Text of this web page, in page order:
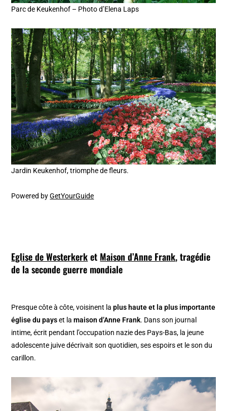
Parc de Keukenhof – Photo d’Elena Laps
Jardin Keukenhof, triomphe de fleurs.
Powered byGetYourGuide
Eglise de Westerkerket Maison d’Anne Frank, tragédie
de la seconde guerre mondiale
Presque côte à côte, voisinent laplus haute et la plus importante
église du payset lamaison d’Anne Frank. Dans son journal
intime, écrit pendant l’occupation nazie des Pays-Bas, la jeune
adolescente juive décrivait son quotidien, ses espoirs et le son du
carillon.